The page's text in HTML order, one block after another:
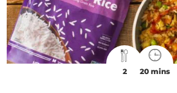
2 20 mins